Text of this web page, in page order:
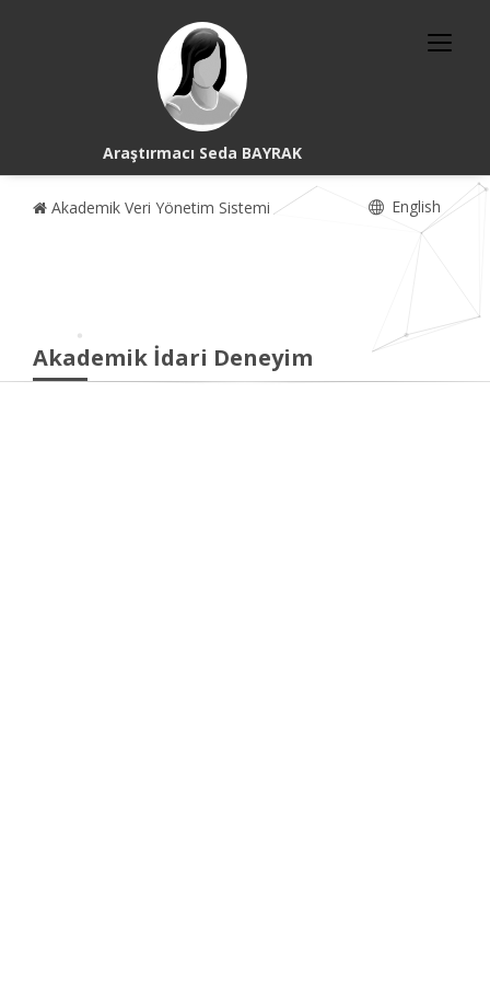
Araştırmacı Seda BAYRAK
Akademik Veri Yönetim Sistemi English
Akademik İdari Deneyim